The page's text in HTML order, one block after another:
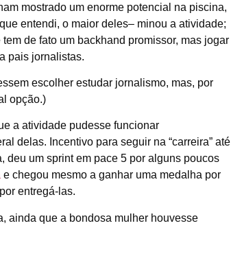
mostrado um enorme potencial na piscina,
entendi, o maior deles– minou a atividade;
de fato um backhand promissor, mas jogar
pais jornalistas.
escolher estudar jornalismo, mas, por
opção.)
a atividade pudesse funcionar
delas. Incentivo para seguir na “carreira” até
deu um sprint em pace 5 por alguns poucos
e chegou mesmo a ganhar uma medalha por
entregá-las.
ainda que a bondosa mulher houvesse